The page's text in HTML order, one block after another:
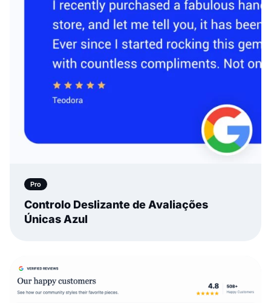
Pro
Controlo Deslizante de Avaliações
Únicas Azul